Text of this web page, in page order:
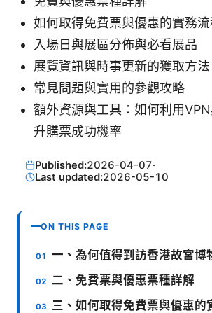
如何取得免費票與優惠的實務流
入場日與展區分佈與必看展品
展覽資訊與時事更新的獲取方法
常見問題與實用的參觀攻略
額外資源與工具：如何利用
升購票成功機率
Published:2026-04-07·
Last updated:2026-05-10
ON THIS PAGE
一、為何值得到訪香港故宮博
二、免費票與優惠票種詳解
三、如何取得免費票與優惠的